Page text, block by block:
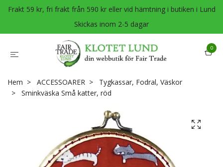
Frakt 59 kr, fri frakt från 590 kr eller vid hämtning i butiken i Lund
Skickas inom 2-5 dagar
0
Hem ACCESSOARER
Tygkassar, Fodral, Väskor
Sminkväska Små katter, röd